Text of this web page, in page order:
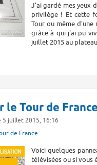
J'ai gardé mes yeux
privilège ! Et cette
Tour ou même
grâce à qui j'ai pu
juillet 2015 au
le Tour de France
5 juillet 2015, 16:16
de France
Voici quelques
télévisées ou si vous